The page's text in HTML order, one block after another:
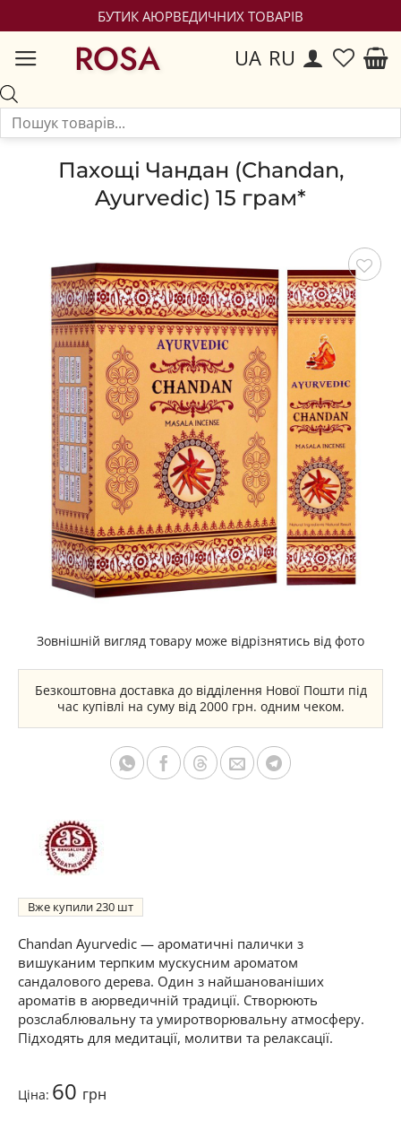
БУТИК АЮРВЕДИЧНИХ ТОВАРІВ
ROSA UA RU
Пахощі Чандан (Chandan,
Ayurvedic) 15 грам*
Зберегти
Зовнішній вигляд товару може відрізнятись від фото
Безкоштовна доставка до відділення Нової Пошти під
час купівлі на суму від 2000 грн. одним чеком.
Вже купили230
Chandan Ayurvedic — ароматичні палички з
вишуканим терпким мускусним ароматом
сандалового дерева. Один з найшанованіших
ароматів в аюрведичній традиції. Створюють
розслаблювальну та умиротворювальну атмосферу.
Підходять для медитації, молитви та релаксації.
Ціна: 60 грн